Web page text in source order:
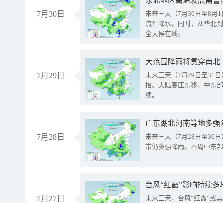
7月30日
未来三天（7月30日至8月
流性降水。同时，从华北
全天候在线。
7月29日
大范围降雨将贯穿南
未来三天（7月29日至31
抬、大陆高压东移，中东
续。
7月28日
广东湖北河南等地多
未来三天（7月28日至30
带仍多强降雨。本周中东
7月27日
台风“红霞”影响持续
未来三天，台风“红霞”或